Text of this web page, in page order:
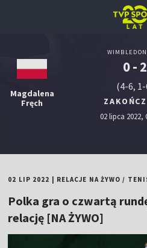
Magdalena
Fręch
0 - 2
(4-6,
02 lipca 2022,
02 LIP 2022 RELACJE NA ŻYWO /
Polka gra o czwartą
relację [NA ŻYWO]